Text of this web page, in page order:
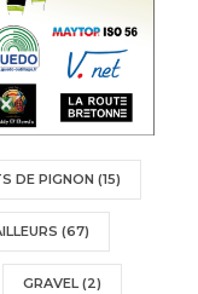
DE PIGNON (15)
(67)
GRAVEL (2)